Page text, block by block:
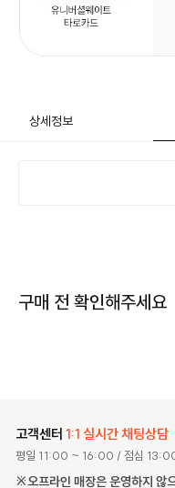
상세정보
구매 전 확인해주세요
고객센터 1:1 실시간 채팅상담
평일 11:00 ~ 16:00 / 점심
※오프라인 매장은 운영하지 않